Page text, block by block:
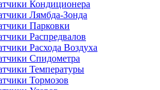
Кондиционера
Лямбда-Зонда
Парковки
Распредвалов
Расхода Воздуха
Спидометра
Температуры
Тормозов